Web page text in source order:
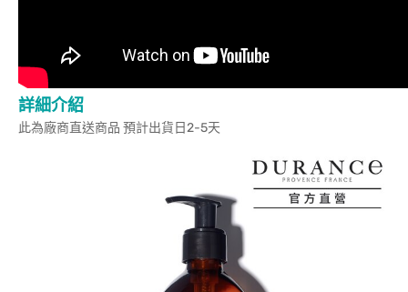
詳細介紹
此為廠商直送商品 預計出貨日2-5天